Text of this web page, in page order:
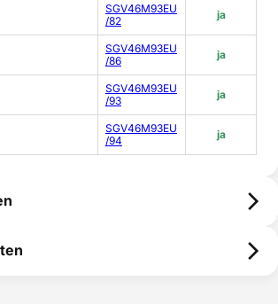
SGV46M93EU
/82
ja
SGV46M93EU
/86
ja
SGV46M93EU
/93
ja
SGV46M93EU
/94
ja